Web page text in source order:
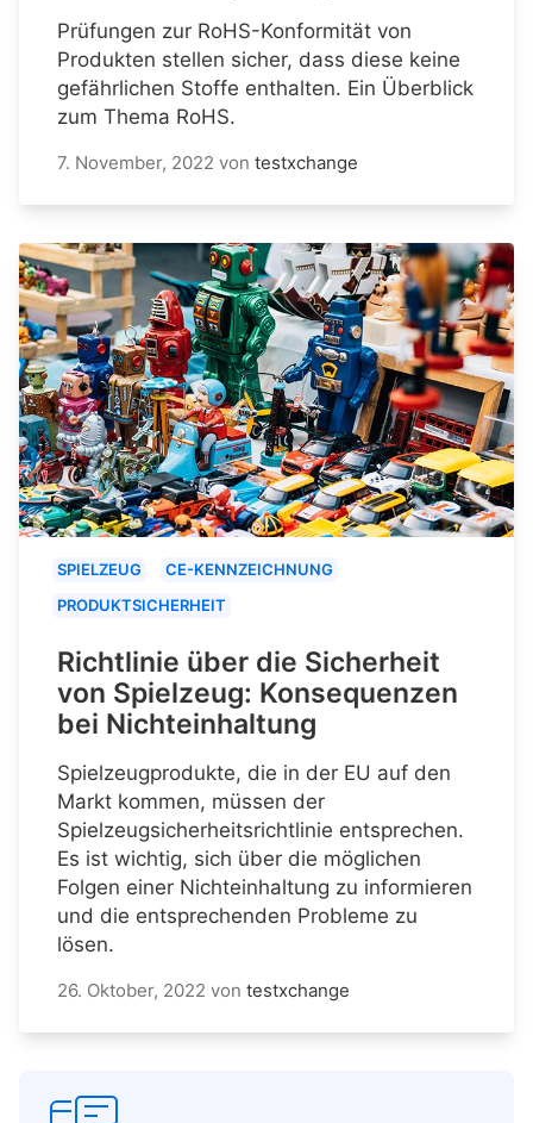
Prüfungen zur RoHS-Konformität von
Produkten stellen sicher, dass diese keine
gefährlichen Stoffe enthalten. Ein Überblick
zum Thema RoHS.
7. November, 2022 von testxchange
SPIELZEUG
CE-KENNZEICHNUNG
PRODUKTSICHERHEIT
Richtlinie über die Sicherheit
von Spielzeug: Konsequenzen
bei Nichteinhaltung
Spielzeugprodukte, die in der EU auf den
Markt kommen, müssen der
Spielzeugsicherheitsrichtlinie entsprechen.
Es ist wichtig, sich über die möglichen
Folgen einer Nichteinhaltung zu informieren
und die entsprechenden Probleme zu
lösen.
26. Oktober, 2022 von testxchange